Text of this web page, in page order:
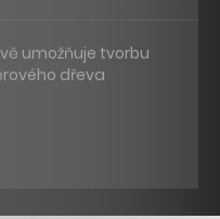
umožňuje tvorbu
dřeva